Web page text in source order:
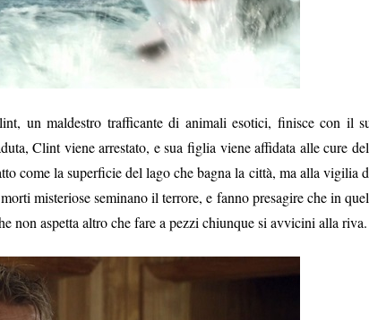
un maldestro trafficante di animali esotici, finisce con il
Clint viene arrestato, e sua figlia viene affidata alle cure
come la superficie del lago che bagna la città, ma alla vigilia
misteriose seminano il terrore, e fanno presagire che in
non aspetta altro che fare a pezzi chiunque si avvicini alla riva.